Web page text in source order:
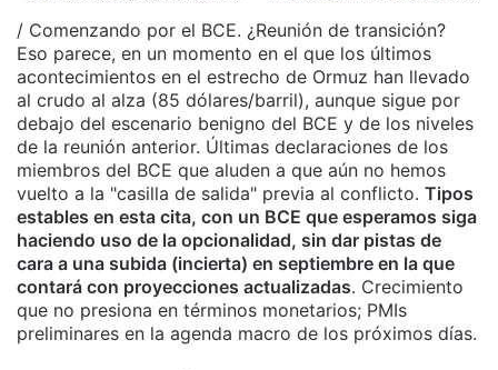
/ Comenzando por el BCE. ¿Reunión de transición?
Eso parece, en un momento en el que los últimos
acontecimientos en el estrecho de Ormuz han llevado
al crudo al alza (85 dólares/barril), aunque sigue por
debajo del escenario benigno del BCE y de los niveles
de la reunión anterior. Últimas declaraciones de los
miembros del BCE que aluden a que aún no hemos
vuelto a la "casilla de salida" previa al conflicto. Tipos
estables en esta cita, con un BCE que esperamos siga
haciendo uso de la opcionalidad, sin dar pistas de
cara a una subida (incierta) en septiembre en la que
contará con proyecciones actualizadas. Crecimiento
que no presiona en términos monetarios; PMIs
preliminares en la agenda macro de los próximos días.